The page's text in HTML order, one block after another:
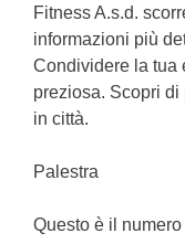
Fitness A.s.d.
informazioni più
Condividere la tua
preziosa. Scopri di
in città.
Palestra
Questo è il